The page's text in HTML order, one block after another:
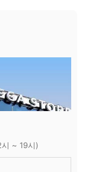
~ 19시)